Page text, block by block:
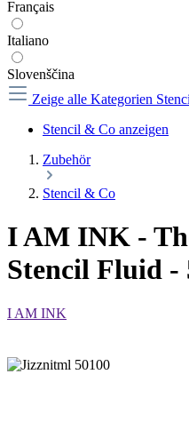
Français
Italiano
Slovenščina
Zeige alle Kategorien
Stencil & Co anzeigen
Zubehör
Stencil & Co
I AM INK -
Stencil Fluid -
I AM INK